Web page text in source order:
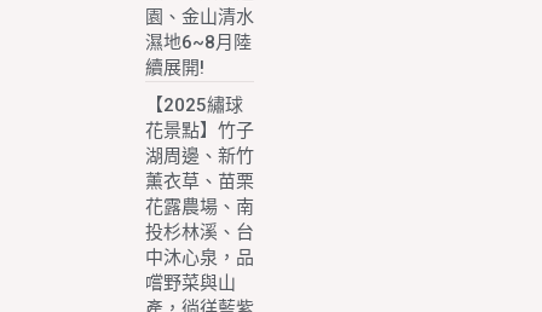
園、金山清水
濕地6~8月陸
續展開!
【2025繡球
花景點】竹子
湖周邊、新竹
薰衣草、苗栗
花露農場、南
投杉林溪、台
中沐心泉，品
嚐野菜與山